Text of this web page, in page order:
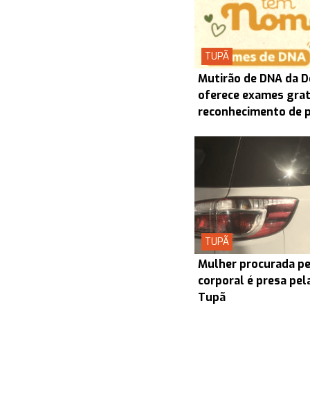
TUPÃ
Mutirão de DNA da
oferece exames
reconhecimento de
TUPÃ
Mulher procurada
corporal é presa
Tupã